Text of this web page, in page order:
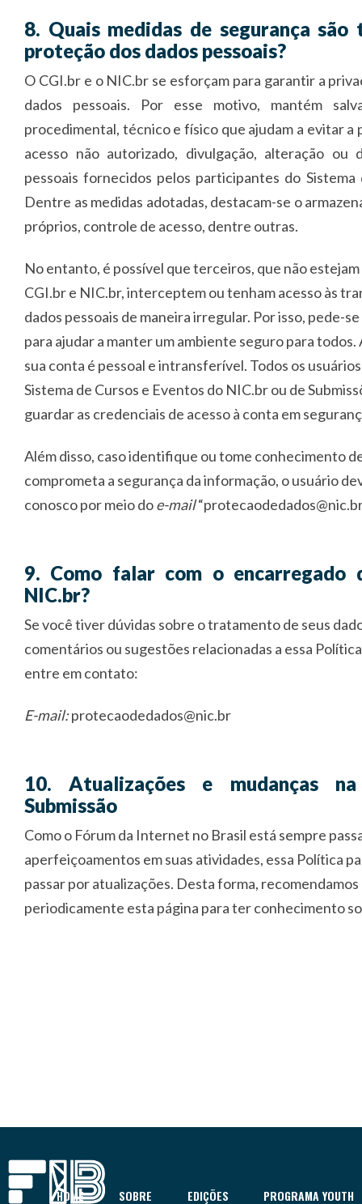
8. Quais medidas de segurança são
proteção dos dados pessoais?
O CGI.br e o NIC.br se esforçam para garantir a
dados pessoais. Por esse motivo, mantém
procedimental, técnico e físico que ajudam a evitar a
acesso não autorizado, divulgação, alteração ou
pessoais fornecidos pelos participantes do
Dentre as medidas adotadas, destacam-se o
próprios, controle de acesso, dentre outras.
No entanto, é possível que terceiros, que não
CGI.br e NIC.br, interceptem ou tenham acesso às
dados pessoais de maneira irregular. Por isso, pede-
para ajudar a manter um ambiente seguro para todos.
sua conta é pessoal e intransferível. Todos os
Sistema de Cursos e Eventos do NIC.br ou de
guardar as credenciais de acesso à conta em
Além disso, caso identifique ou tome conhecimento
comprometa a segurança da informação, o usuário
conosco por meio doe-mail
9. Como falar com o encarregado
NIC.br?
Se você tiver dúvidas sobre o tratamento de seus
comentários ou sugestões relacionadas a essa
entre em contato:
E-mail:protecaodedados@nic.br
10. Atualizações e mudanças
Submissão
Como o Fórum da Internet no Brasil está sempre
aperfeiçoamentos em suas atividades, essa Política
passar por atualizações. Desta forma,
periodicamente esta página para ter conhecimento
HOME SOBRE EDIÇÕES PROGRAMA YOUTH